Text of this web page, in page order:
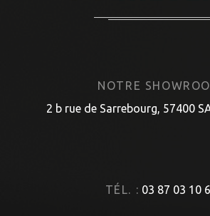
NOTRE
2 b rue de Sarrebourg, 57400
TÉL. : 03 87 03 10